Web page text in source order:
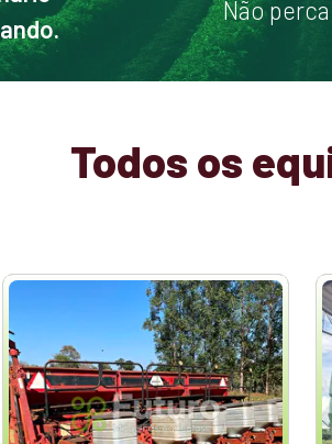
Não
Todos os